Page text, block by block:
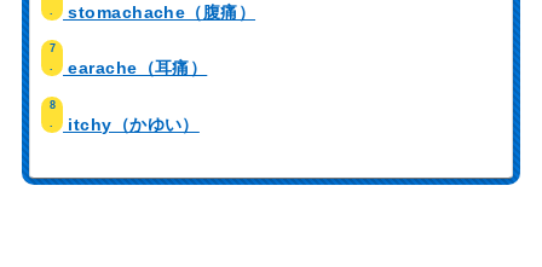
stomachache（腹痛）
7
.
earache（耳痛）
8
itchy（かゆい）